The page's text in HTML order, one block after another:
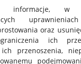
informacje,
oraz
ich
przenoszenia,